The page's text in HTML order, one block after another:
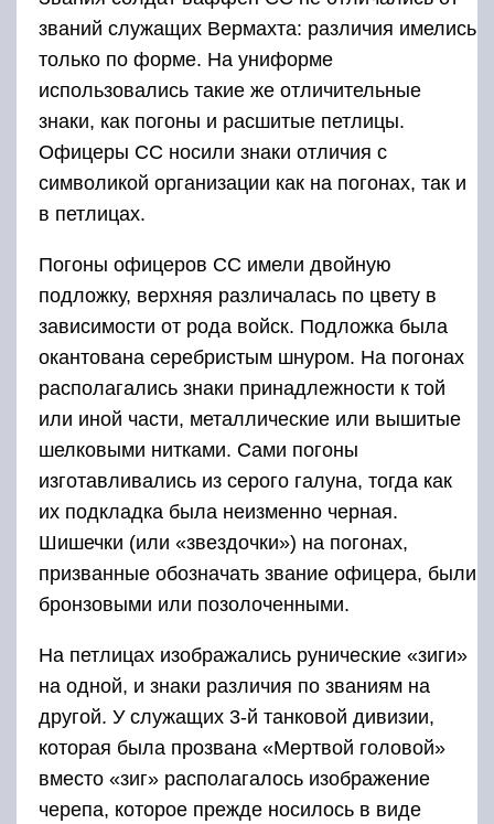
званий служащих Вермахта: различия имелись
только по форме. На униформе
использовались такие же отличительные
знаки, как погоны и расшитые петлицы.
Офицеры СС носили знаки отличия с
символикой организации как на погонах, так и
в петлицах.
Погоны офицеров СС имели двойную
подложку, верхняя различалась по цвету в
зависимости от рода войск. Подложка была
окантована серебристым шнуром. На погонах
располагались знаки принадлежности к той
или иной части, металлические или вышитые
шелковыми нитками. Сами погоны
изготавливались из серого галуна, тогда как
их подкладка была неизменно черная.
Шишечки (или «звездочки») на погонах,
призванные обозначать звание офицера, были
бронзовыми или позолоченными.
На петлицах изображались рунические «зиги»
на одной, и знаки различия по званиям на
другой. У служащих 3-й танковой дивизии,
которая была прозвана «Мертвой головой»
вместо «зиг» располагалось изображение
черепа, которое прежде носилось в виде